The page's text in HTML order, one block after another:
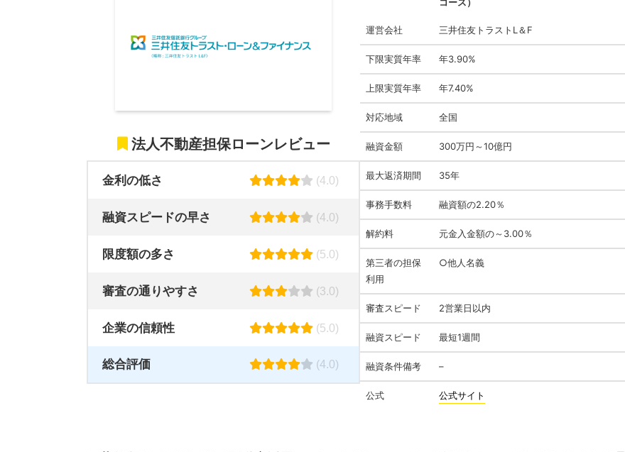
法人不動産担保ローンレビュー
金利の低さ (4.0)
融資スピードの早さ (4.0)
限度額の多さ (5.0)
審査の通りやすさ (3.0)
企業の信頼性 (5.0)
総合評価 (4.0)
運営会社 三井住友トラストL＆F
下限実質年率 年3.90%
上限実質年率 年7.40%
対応地域 全国
融資金額 300万円～10億円
最大返済期間 35年
事務手数料 融資額の2.20％
解約料 元金入金額の～3.00％
第三者の担保
利用
○他人名義
審査スピード 2営業日以内
融資スピード 最短1週間
融資条件備考 –
公式 公式サイト